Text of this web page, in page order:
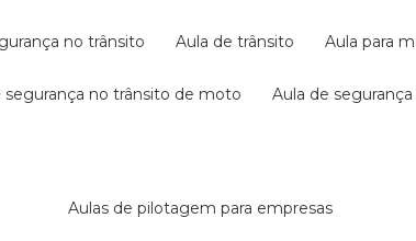
no trânsito aula de trânsito aula para
segurança no trânsito de moto aula de
aulas de pilotagem para empresas